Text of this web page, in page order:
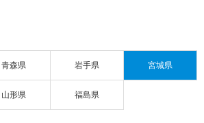
青森県 岩手県 宮城県
山形県 福島県